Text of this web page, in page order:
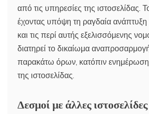
από τις υπηρεσίες της ιστοσελίδας.
έχοντας υπόψη τη ραγδαία ανάπτυξη
και τις περί αυτής εξελισσόμενης
διατηρεί το δικαίωμα
παρακάτω όρων, κατόπιν
της ιστοσελίδας.
Δεσμοί με άλλες ιστοσελίδες